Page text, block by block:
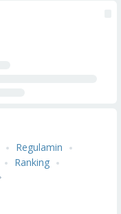
Regulamin
Ranking